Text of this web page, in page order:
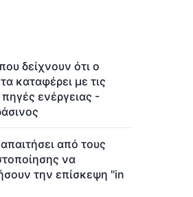
δείχνουν ότι ο
καταφέρει με τις
ενέργειας -
από τους
να
την επίσκεψη "in